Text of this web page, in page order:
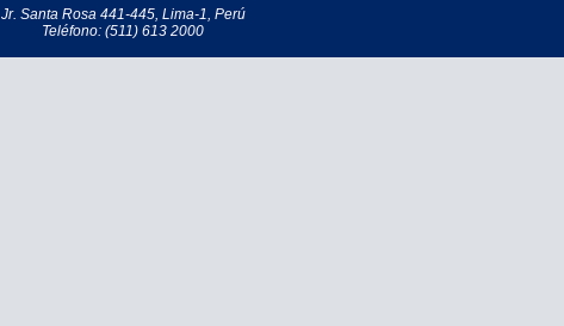
Jr. Santa Rosa 441-445, Lima-1, Perú
Teléfono: (511) 613 2000